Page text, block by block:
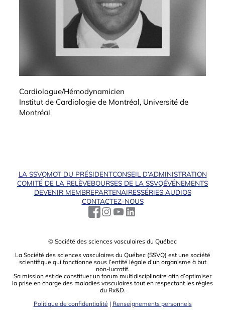
Cardiologue/hémodynamicien
Institut de Cardiologie de Montréal, Université de
Montréal
LA SSVQMOT DU PRÉSIDENTCONSEIL D’ADMINISTRATION
COMITÉ DE LA RELÈVEBOURSES DE LA SSVQÉVÉNEMENTS
DEVENIR MEMBREPARTENAIRESSÉRIES AUDIOS
CONTACTEZ-NOUS
© Société des sciences vasculaires du Québec
La Société des sciences vasculaires du Québec (SSVQ) est une société
scientiﬁque qui fonctionne sous l’entité légale d’un organisme à but
non-lucratif.
Sa mission est de constituer un forum multidisciplinaire aﬁn d’optimiser
la prise en charge des maladies vasculaires tout en respectant les règles
du Rx&D.
Politique de confidentialité | Renseignements personnels